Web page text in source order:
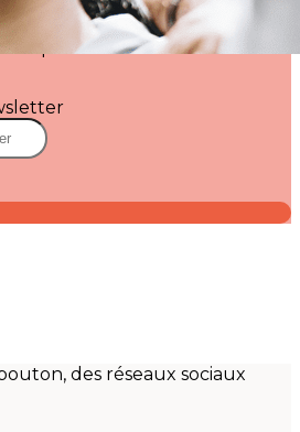
à la newsletter
des réseaux sociaux